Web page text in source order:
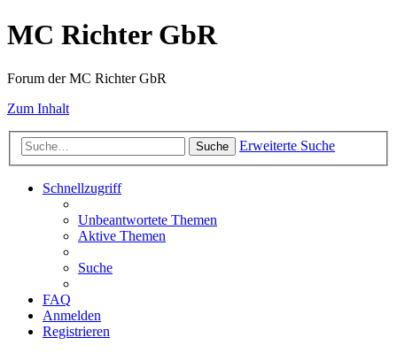
MC Richter GbR
Forum der MC Richter GbR
Zum Inhalt
Suche Erweiterte Suche
Schnellzugriff
Unbeantwortete Themen
Aktive Themen
Suche
FAQ
Anmelden
Registrieren